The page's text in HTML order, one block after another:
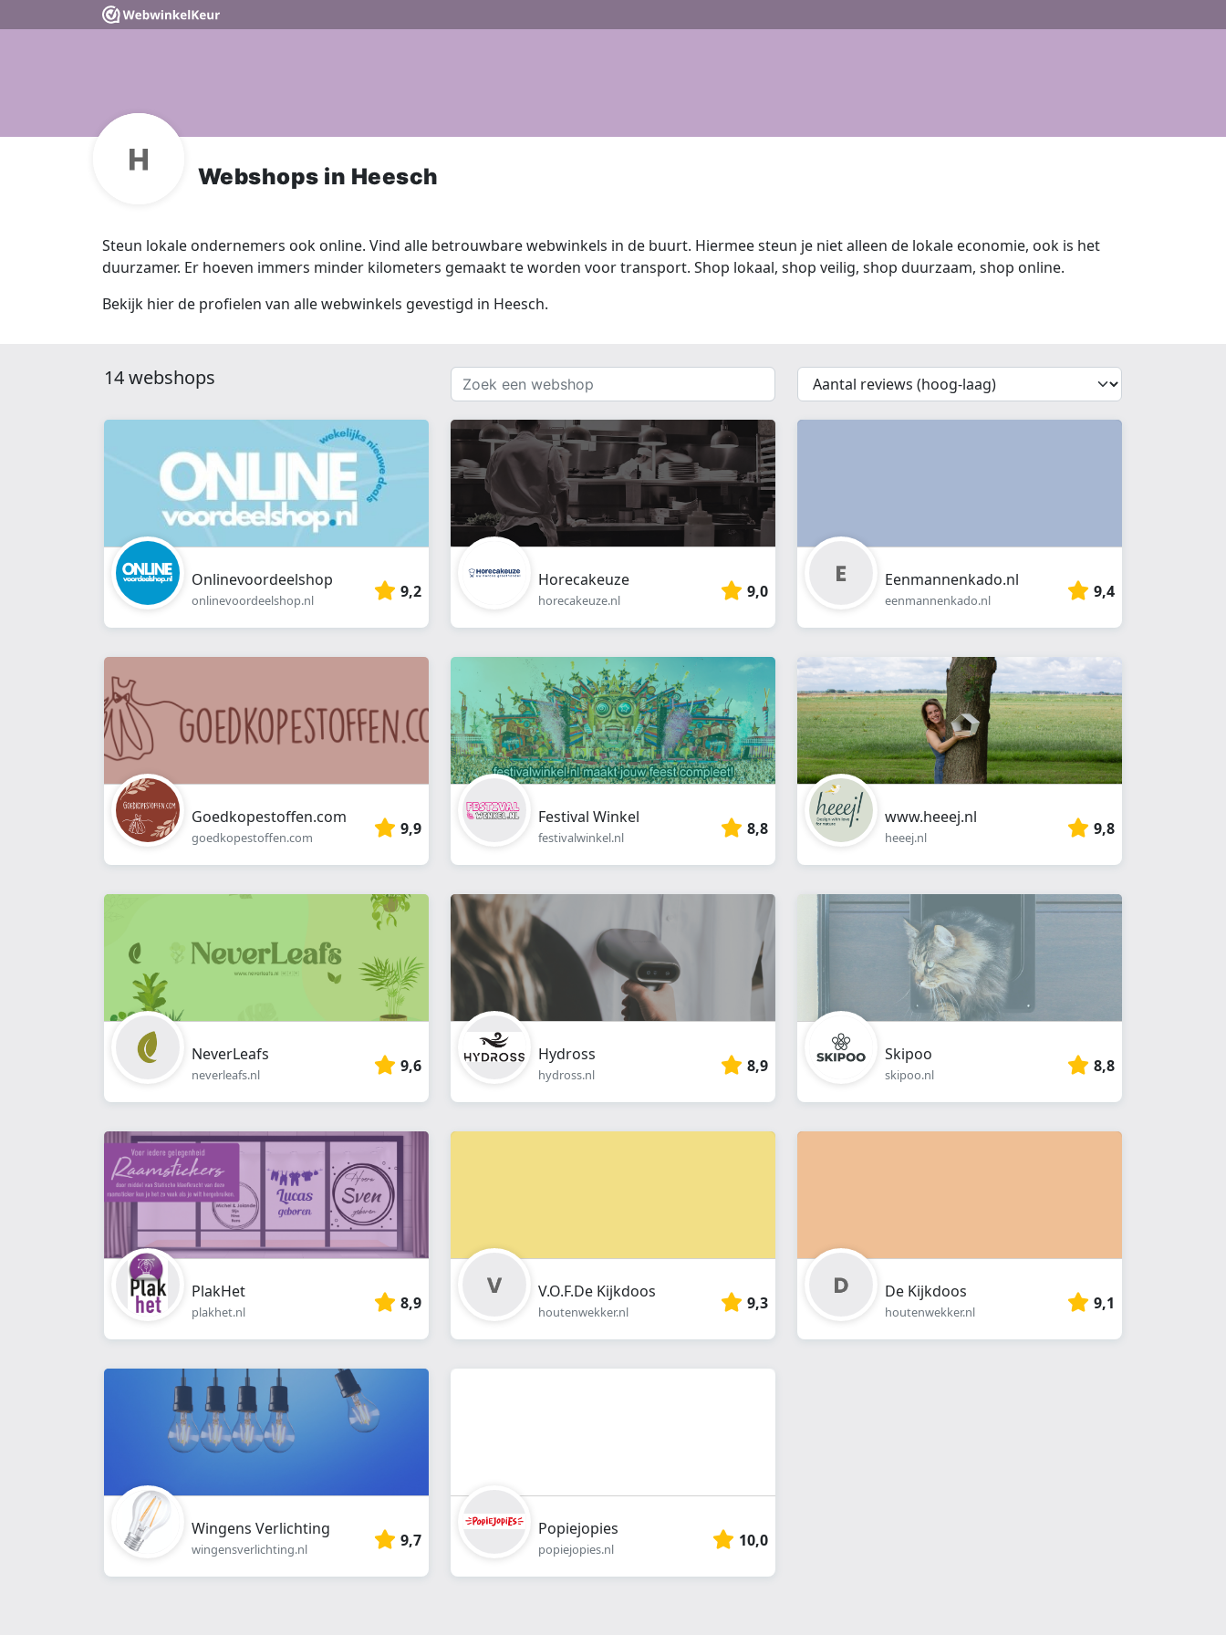
Webshops in Heesch
Steun lokale ondernemers ook online. Vind alle betrouwbare webwinkels in de buurt. Hiermee steun je niet alleen de lokale economie, ook is het
duurzamer. Er hoeven immers minder kilometers gemaakt te worden voor transport. Shop lokaal, shop veilig, shop duurzaam, shop online.
Bekijk hier de profielen van alle webwinkels gevestigd in Heesch.
14 webshops
Zoek
een
webshop
{{
__('Sort')
}}
Onlinevoordeelshop
onlinevoordeelshop.nl 9,2
Horecakeuze
horecakeuze.nl 9,0
Eenmannenkado.nl
eenmannenkado.nl 9,4
Goedkopestoffen.com
goedkopestoffen.com 9,9
Festival Winkel
festivalwinkel.nl 8,8
www.heeej.nl
heeej.nl 9,8
NeverLeafs
neverleafs.nl 9,6
Hydross
hydross.nl 8,9
Skipoo
skipoo.nl 8,8
PlakHet
plakhet.nl 8,9
V.O.F.De Kijkdoos
houtenwekker.nl 9,3
De Kijkdoos
houtenwekker.nl 9,1
Wingens Verlichting
wingensverlichting.nl 9,7
Popiejopies
popiejopies.nl 10,0